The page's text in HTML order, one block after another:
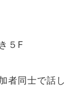
５F
者同士で話し